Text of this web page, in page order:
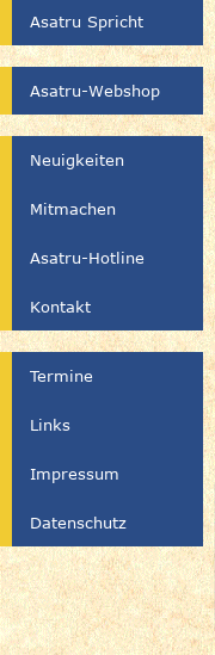
Asatru Spricht
Asatru-Webshop
Neuigkeiten
Mitmachen
Asatru-Hotline
Kontakt
Termine
Links
Impressum
Datenschutz